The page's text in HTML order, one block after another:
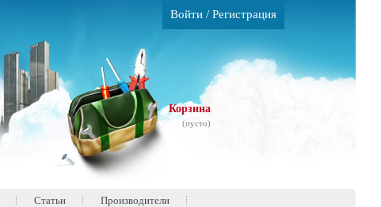
Войти /Регистрация
Корзина
(пусто)
Статьи Производители